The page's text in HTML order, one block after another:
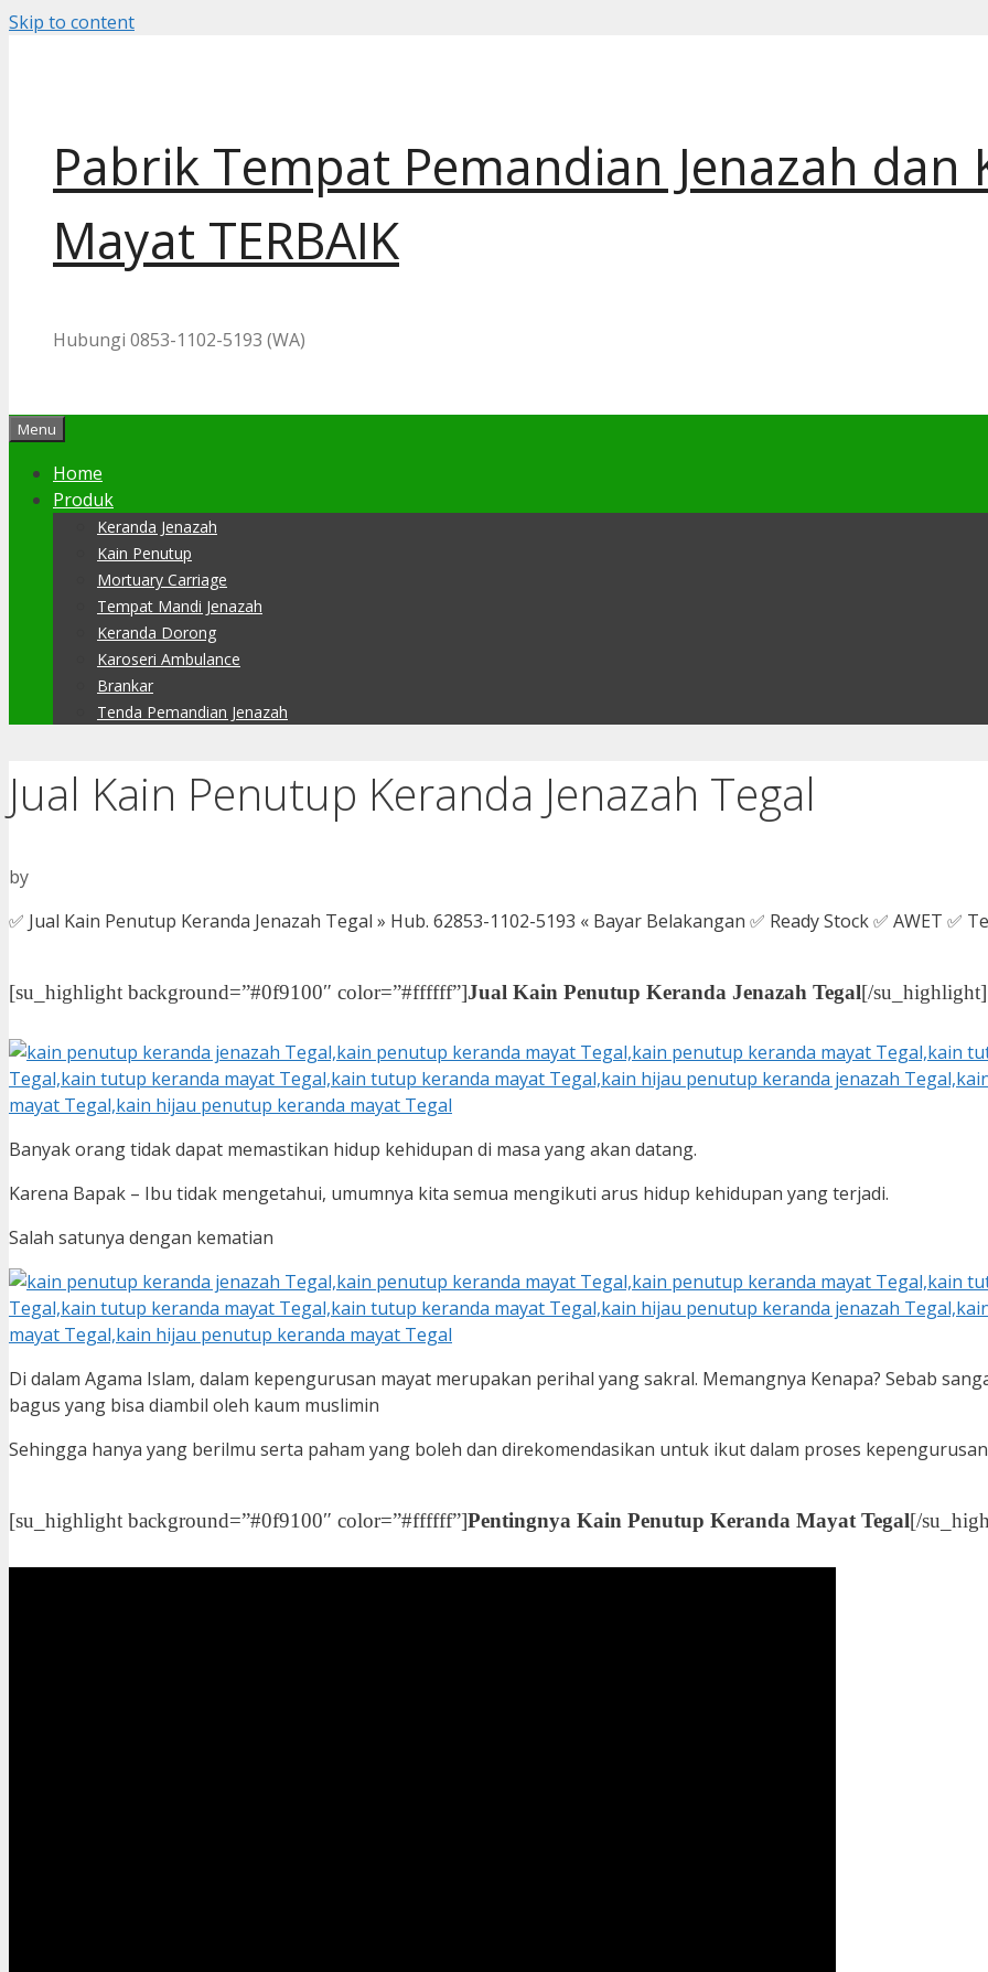
Skip to content
Pabrik Tempat Pemandian Jenazah dan
Mayat TERBAIK
Hubungi 0853-1102-5193 (WA)
Menu
Home
Produk
Keranda Jenazah
Kain Penutup
Mortuary Carriage
Tempat Mandi Jenazah
Keranda Dorong
Karoseri Ambulance
Brankar
Tenda Pemandian Jenazah
Jual Kain Penutup Keranda Jenazah Tegal
by
✅ Jual Kain Penutup Keranda Jenazah Tegal » Hub. 62853-1102-5193 « Bayar Belakangan ✅ Ready Stock ✅ AWET ✅
[su_highlight background=”#0f9100″ color=”#ffffff”]Jual Kain Penutup Keranda Jenazah Tegal[/su_highlight]
Banyak orang tidak dapat memastikan hidup kehidupan di masa yang akan datang.
Karena Bapak – Ibu tidak mengetahui, umumnya kita semua mengikuti arus hidup kehidupan yang terjadi.
Salah satunya dengan kematian
Di dalam Agama Islam, dalam kepengurusan mayat merupakan perihal yang sakral. Memangnya Kenapa? Sebab
bagus yang bisa diambil oleh kaum muslimin
Sehingga hanya yang berilmu serta paham yang boleh dan direkomendasikan untuk ikut dalam proses
[su_highlight background=”#0f9100″ color=”#ffffff”]Pentingnya Kain Penutup Keranda Mayat Tegal[/